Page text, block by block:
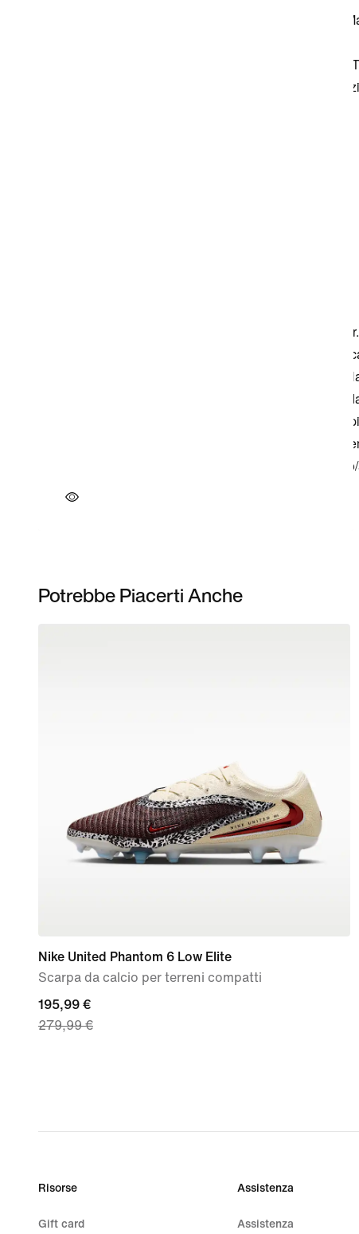
Potrebbe Piacerti Anche
Nike United Phantom 6 Low Elite
Scarpa da calcio per terreni compatti
current
price
195,99 €
279,99 €
Risorse
Gift card
Assistenza
Assistenza